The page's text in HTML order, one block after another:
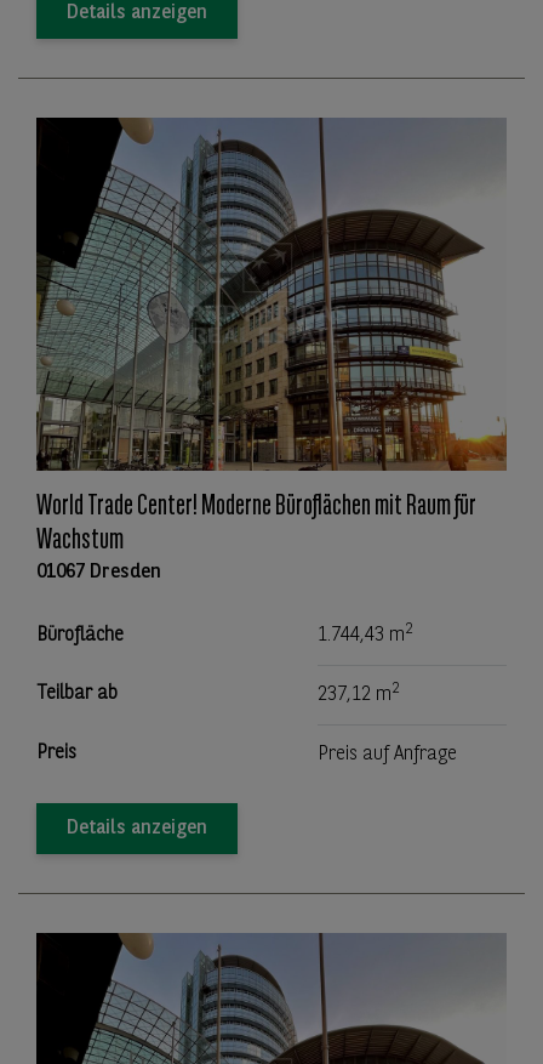
Details anzeigen
World Trade Center! Moderne Büroflächen mit Raum für
Wachstum
01067 Dresden
Bürofläche 1.744,43 m2
Teilbar ab 237,12 m2
Preis Preis auf Anfrage
Details anzeigen